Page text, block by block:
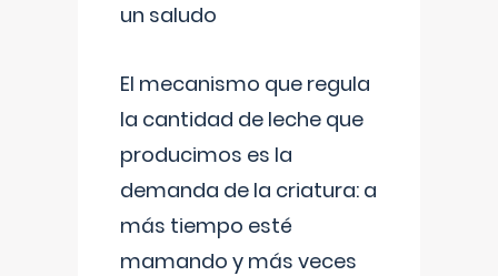
un saludo
El mecanismo que regula
la cantidad de leche que
producimos es la
demanda de la criatura: a
más tiempo esté
mamando y más veces